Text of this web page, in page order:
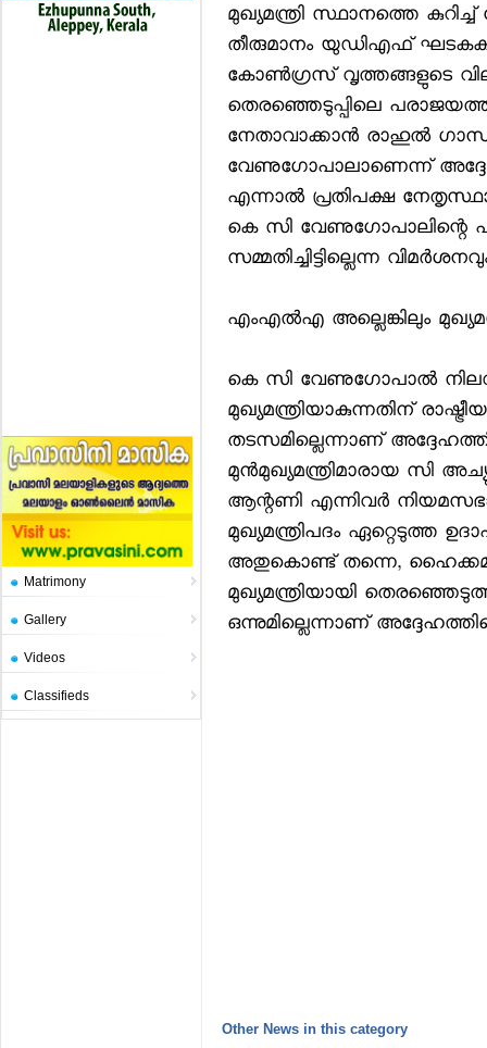
Matrimony
Gallery
Videos
Classifieds
മുഖ്യമന്ത്രി സ്ഥാനത്തെ
തീരുമാനം യുഡിഎഫ്
കോണ്‍ഗ്രസ് വൃത്തങ്ങളുടെ
തെരഞ്ഞെടുപ്പിലെ
നേതാവാക്കാന്‍ രാഹുല്‍
വേണുഗോപാലാണെന്ന്
എന്നാല്‍ പ്രതിപക്ഷ
കെ സി വേണുഗോപാലിന്റെ
സമ്മതിച്ചിട്ടില്ലെന്ന
എംഎല്‍എ അല്ലെങ്കിലും
കെ സി വേണുഗോപാല്‍
മുഖ്യമന്ത്രിയാകുന്നതിന്
തടസമില്ലെന്നാണ്
മുന്‍മുഖ്യമന്ത്രിമാരായ സി
ആന്റണി എന്നിവര്‍
മുഖ്യമന്ത്രിപദം ഏറ്റെടുത്ത
അതുകൊണ്ട് തന്നെ,
മുഖ്യമന്ത്രിയായി
ഒന്നുമില്ലെന്നാണ്
Other News in this category